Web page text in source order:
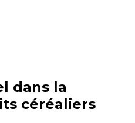
dans la
céréaliers